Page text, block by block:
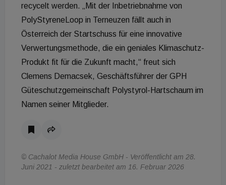
recycelt werden. „Mit der Inbetriebnahme von
PolyStyreneLoop in Terneuzen fällt auch in
Österreich der Startschuss für eine innovative
Verwertungsmethode, die ein geniales Klimaschutz-
Produkt fit für die Zukunft macht,“ freut sich
Clemens Demacsek, Geschäftsführer der GPH
Güteschutzgemeinschaft Polystyrol-Hartschaum im
Namen seiner Mitglieder.
© Cachalot Media House GmbH - Veröffentlicht am 28.
Juni 2021 - zuletzt bearbeitet am 16. Februar 2026